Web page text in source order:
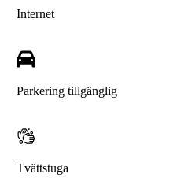
Internet
Parkering tillgänglig
Tvättstuga